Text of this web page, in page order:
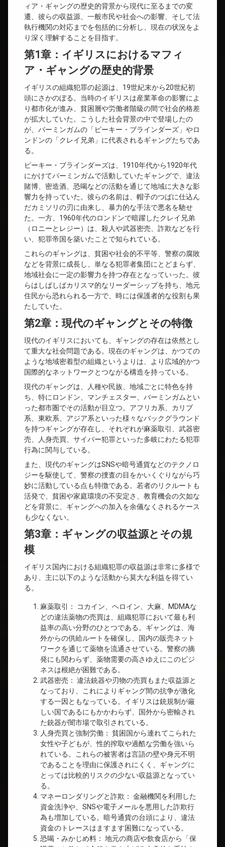
ィア・ギャングの歴史的背景から現代に至るまでの変
遷、彼らの収益源、一般市民や社会への影響、そして法
執行機関の対応までを包括的に分析し、現在の状況をよ
り深く理解することを目指す。
第1章：イギリスにおけるマフィ
ア・ギャングの歴史的背景
イギリスの組織犯罪の起源は、19世紀末から20世紀初
頭にさかのぼる。当時のイギリスは産業革命の影響によ
り都市化が進み、貧困層や労働者階級の間で社会的格差
が拡大していた。こうした社会背景の中で登場したの
が、バーミンガムの「ピーキー・ブラインダーズ」やロ
ンドンの「クレイ兄弟」に代表されるギャングたちであ
る。
ピーキー・ブラインダーズは、1910年代から1920年代
にかけてバーミンガムで活動していたギャングで、違法
賭博、密造酒、恐喝などの活動を通じて地域に大きな影
響力を持っていた。彼らの名前は、帽子のつばに仕込ん
だカミソリの刃に由来し、暴力的な手法で悪名を馳せ
た。一方、1960年代のロンドンで暗躍したクレイ兄弟
（ロニーとレジー）は、殺人や武器密売、詐欺などを行
い、犯罪帝国を築いたことで知られている。
これらのギャングは、貧困や社会的不平等、警察の腐敗
などを背景に成長し、単なる犯罪者集団にとどまらず、
地域社会に一定の影響力を持つ存在となっていった。彼
らはしばしばカリスマ的なリーダーシップを持ち、地元
住民から恐れられる一方で、時には保護者的な役割も果
たしていた。
第2章：現代のギャングとその特徴
現代のイギリスにおいても、ギャングの存在は依然とし
て重大な社会問題である。現在のギャングは、かつての
ような地域密着型の組織というよりは、より広域的かつ
国際的なネットワークとつながる構造を持っている。
現代のギャングは、人種や民族、地域ごとに特色を持
ち、特にロンドン、マンチェスター、バーミンガムとい
った都市圏でその活動が目立つ。アフリカ系、カリブ
系、東欧系、アジア系といった様々なバックグラウンド
を持つギャングが存在し、それぞれが麻薬取引、武器密
売、人身売買、サイバー犯罪といった多岐にわたる犯罪
行為に関与している。
また、現代のギャングはSNSや暗号通貨などのテクノロ
ジーを駆使して、警察の捜査の目をかいくぐりながら巧
妙に活動している点も特徴である。若者のリクルートも
活発で、貧困や家庭環境の不安定さ、教育機会の欠如な
どを背景に、ギャングへの加入を余儀なくされるケース
も少なくない。
第3章：ギャングの収益源とその規
模
イギリス国内における組織犯罪の収益源は非常に多様で
あり、主に以下のような活動から莫大な利益を得てい
る。
麻薬取引： コカイン、ヘロイン、大麻、MDMAな
どの違法薬物の売買は、組織犯罪において最も利
益率の高い分野のひとつである。ギャングは、海
外からの供給ルートを確保し、国内の販売ネット
ワークを通じて薬物を流通させている。警察の摘
発にも関わらず、薬物需要の高さゆえにこのビジ
ネスは根絶が困難である。
武器密売： 違法銃器や刃物の売買もまた収益源と
なっており、これによりギャング間の抗争が激化
する一因ともなっている。イギリスは銃規制が厳
しい国であるにもかかわらず、国外から密輸され
た銃器が闇市場で取引されている。
人身売買と強制労働： 貧困国から連れてこられた
女性や子どもが、性的搾取や過酷な労働を強いら
れている。これらの被害者は言語の壁や身元不明
であることを理由に保護されにくく、ギャングに
とっては比較的リスクの少ない収益源となってい
る。
マネーロンダリングと詐欺： 金融機関を利用した
資金洗浄や、SNSや電子メールを悪用した詐欺行
為も増加している。暗号通貨の台頭により、違法
資金のトレースはますます困難になっている。
恐喝・みかじめ料： 地元の商店や飲食店から「保